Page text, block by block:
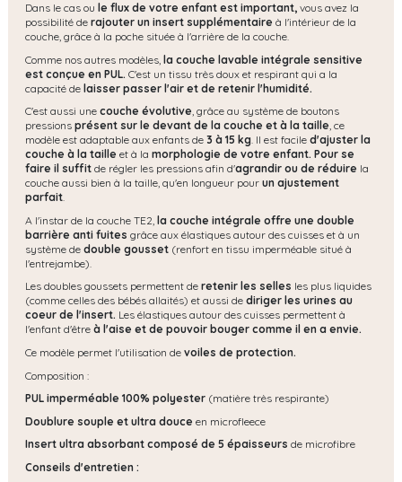
Dans le cas ou le flux de votre enfant est important, vous avez la
possibilité de rajouter un insert supplémentaire à l'intérieur de la
couche, grâce à la poche située à l'arrière de la couche.
Comme nos autres modèles, la couche lavable intégrale sensitive
est conçue en PUL. C'est un tissu très doux et respirant qui a la
capacité de laisser passer l'air et de retenir l'humidité.
C'est aussi une couche évolutive, grâce au système de boutons
pressions présent sur le devant de la couche et à la taille, ce
modèle est adaptable aux enfants de 3 à 15 kg. Il est facile d'ajuster la
couche à la taille et à la morphologie de votre enfant. Pour se
faire il suffit de régler les pressions afin d'agrandir ou de réduire la
couche aussi bien à la taille, qu'en longueur pour un ajustement
parfait.
A l'instar de la couche TE2, la couche intégrale offre une double
barrière anti fuites grâce aux élastiques autour des cuisses et à un
système de double gousset (renfort en tissu imperméable situé à
l'entrejambe).
Les doubles goussets permettent de retenir les selles les plus liquides
(comme celles des bébés allaités) et aussi de diriger les urines au
coeur de l'insert. Les élastiques autour des cuisses permettent à
l'enfant d'être à l'aise et de pouvoir bouger comme il en a envie.
Ce modèle permet l'utilisation de voiles de protection.
Composition :
PUL imperméable 100% polyester (matière très respirante)
Doublure souple et ultra douce en microfleece
Insert ultra absorbant composé de 5 épaisseurs de microfibre
Conseils d'entretien :